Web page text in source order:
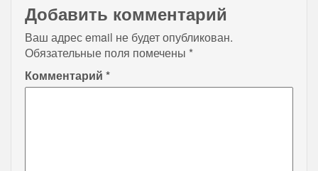
Добавить комментарий
Ваш адрес email не будет опубликован.
Обязательные поля помечены *
Комментарий *